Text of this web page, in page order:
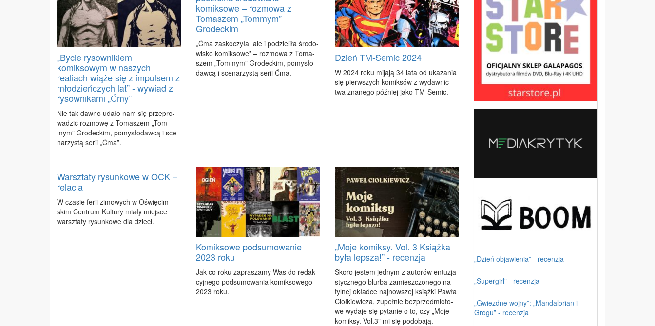
„Bycie rysownikiem
komiksowym w naszych
realiach wiąże się z impulsem z
młodzieńczych lat” - wywiad z
rysownikami „Ćmy”
Nie tak daw­no uda­ło nam się prze­pro­
wa­dzić roz­mo­wę z To­ma­szem „Tom­
mym” Gro­dec­kim, po­my­sło­daw­cą i sce­
na­rzy­stą se­rii „Ćma”.
komiksowe – rozmowa z
Tomaszem „Tommym”
Grodeckim
„Ćma za­sko­czy­ła, ale i po­dzie­li­ła śro­do­
wi­sko ko­mik­so­we” – roz­mo­wa z To­ma­
szem „Tom­mym” Gro­dec­kim, po­my­sło­
daw­cą i sce­na­rzy­stą se­rii Ćma.
Dzień TM-Semic 2024
W 2024 ro­ku mi­ja­ją 34 la­ta od uka­za­nia
się pierw­szych ko­mik­sów z wy­daw­nic­
twa zna­ne­go póź­niej ja­ko TM-Se­mic.
Warsztaty rysunkowe w OCK –
relacja
W cza­sie fe­rii zi­mo­wych w Oświę­cim­
skim Cen­trum Kul­tu­ry mia­ły miej­sce
warsz­ta­ty ry­sun­ko­we dla dzie­ci.
Komiksowe podsumowanie
2023 roku
Jak co ro­ku za­pra­sza­my Was do re­dak­
cyj­ne­go pod­su­mo­wa­nia ko­mik­so­we­go
2023 ro­ku.
„Moje komiksy. Vol. 3 Książka
była lepsza!” - recenzja
Sko­ro je­stem jed­nym z au­to­rów en­tu­zja­
stycz­ne­go blur­ba za­miesz­czo­ne­go na
tyl­nej okład­ce naj­now­szej książ­ki Paw­ła
Cioł­kie­wi­cza, zu­peł­nie bez­przed­mio­to­
we wy­da­je się py­ta­nie o to, czy „Mo­je
ko­mik­sy. Vol.3” mi się po­do­ba­ją.
„Dzień objawienia” - recenzja
„Supergirl” - recenzja
„Gwiezdne wojny”: „Mandalorian i
Grogu” - recenzja